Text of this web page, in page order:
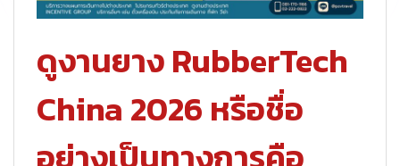
ดูงานยาง RubberTech
China 2026 หรือชื่อ